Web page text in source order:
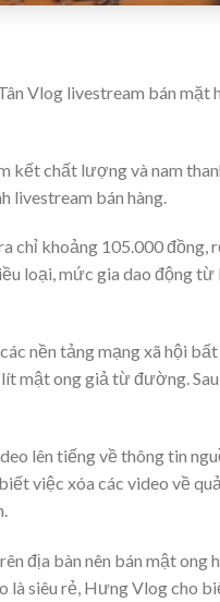
Vlog livestream bán mặt
kết chất lượng và nam
livestream bán hàng.
chỉ khoảng 105.000 đồng,
loại, mức gia dao động
nền tảng mạng xã hội
mật ong giả từ đường.
lên tiếng về thông tin
việc xóa các video về
địa bàn nên bán mật ong
siêu rẻ, Hưng Vlog cho